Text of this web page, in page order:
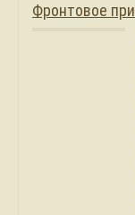
Фронтовое